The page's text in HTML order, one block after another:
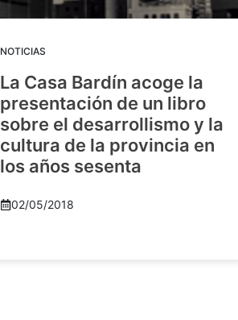
NOTICIAS
La Casa Bardín acoge la
presentación de un libro
sobre el desarrollismo y la
cultura de la provincia en
los años sesenta
02/05/2018